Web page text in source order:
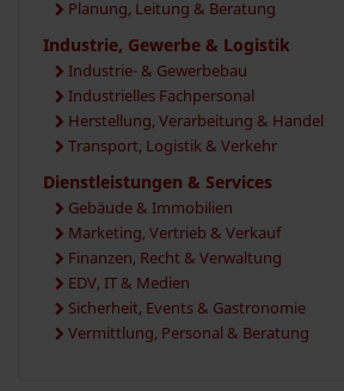
Planung, Leitung & Beratung
Industrie, Gewerbe & Logistik
Industrie- & Gewerbebau
Industrielles Fachpersonal
Herstellung, Verarbeitung & Handel
Transport, Logistik & Verkehr
Dienstleistungen & Services
Gebäude & Immobilien
Marketing, Vertrieb & Verkauf
Finanzen, Recht & Verwaltung
EDV, IT & Medien
Sicherheit, Events & Gastronomie
Vermittlung, Personal & Beratung